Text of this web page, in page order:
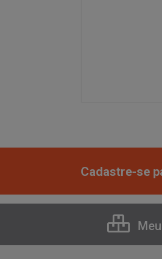
Cadastre-se